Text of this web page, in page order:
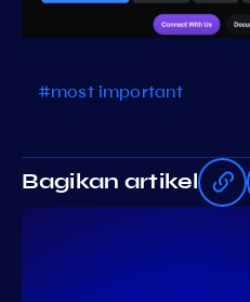
#most important
Bagikan artikel